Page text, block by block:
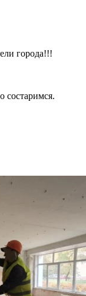
города!!!
состаримся.